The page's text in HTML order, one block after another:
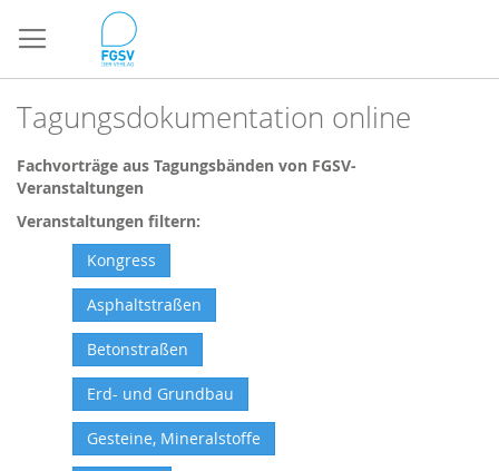
zum
Inhalt
Tagungsdokumentation online
Fachvorträge aus Tagungsbänden von FGSV-
Veranstaltungen
Veranstaltungen filtern:
Kongress
Asphaltstraßen
Betonstraßen
Erd- und Grundbau
Gesteine, Mineralstoffe